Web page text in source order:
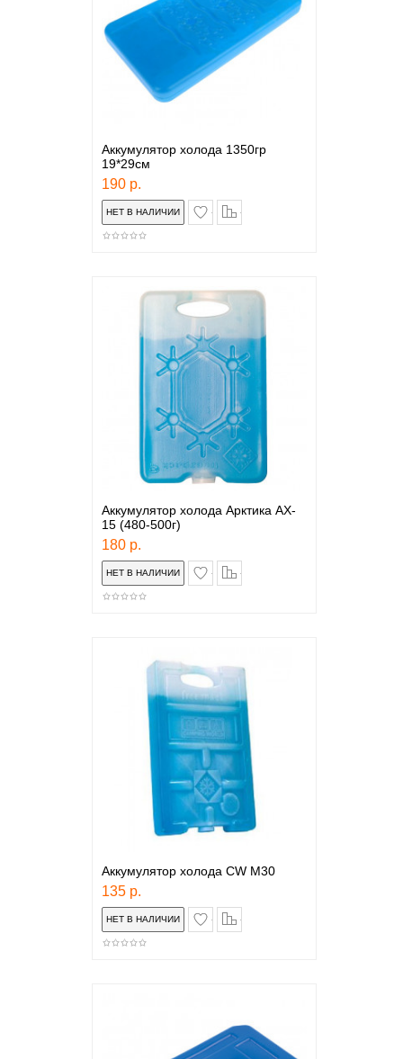
Аккумулятор холода 1350гр
19*29см
190 р.
в закладки
Аккумулятор холода Арктика AX-
15 (480-500г)
180 р.
в закладки
Аккумулятор холода СW M30
135 р.
в закладки